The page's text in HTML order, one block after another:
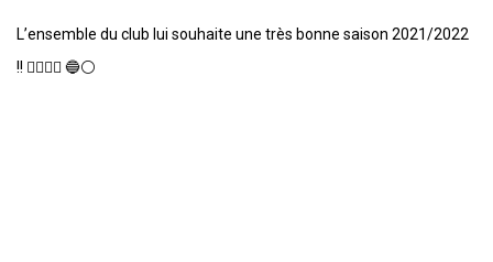
L’ensemble du club lui souhaite une très bonne saison 2021/2022
!! 👍🏼👍🏼 🔵⚪